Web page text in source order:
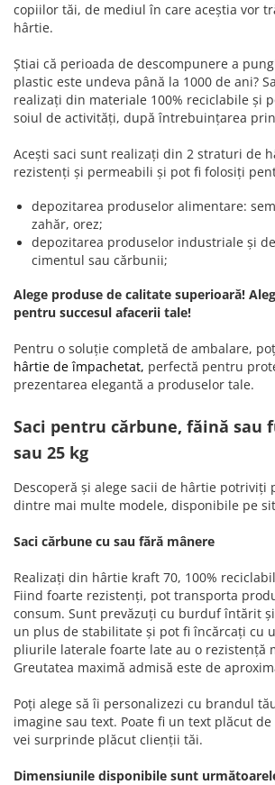
copiilor tăi, de mediul în care aceștia vor
hârtie.
Știai că perioada de descompunere a
plastic este undeva până la 1000 de ani?
realizați din materiale 100% reciclabile și
soiul de activități, după întrebuințarea
Acești saci sunt realizați din 2 straturi de
rezistenți și permeabili și pot fi folosiți
depozitarea produselor alimentare:
zahăr, orez;
depozitarea produselor industriale și
cimentul sau cărbunii;
Alege produse de calitate superioară!
pentru succesul afacerii tale!
Pentru o soluție completă de ambalare,
hârtie de împachetat, perfectă pentru
prezentarea elegantă a produselor tale.
Saci pentru cărbune, făină sau
sau 25 kg
Descoperă și alege sacii de hârtie potriviți
dintre mai multe modele, disponibile pe
Saci cărbune cu sau fără mânere
Realizați din hârtie kraft 70, 100%
Fiind foarte rezistenți, pot transporta
consum. Sunt prevăzuți cu burduf întărit
un plus de stabilitate și pot fi încărcați cu
pliurile laterale foarte late au o rezistență
Greutatea maximă admisă este de
Poți alege să îi personalizezi cu brandul
imagine sau text. Poate fi un text plăcut
vei surprinde plăcut clienții tăi.
Dimensiunile disponibile sunt